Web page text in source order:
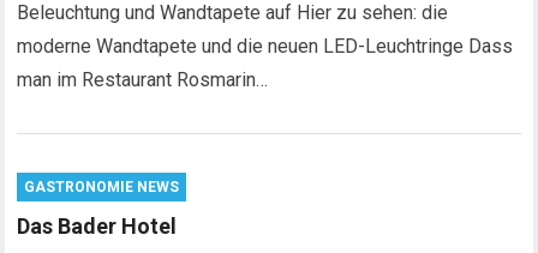
Beleuchtung und Wandtapete auf Hier zu sehen: die
moderne Wandtapete und die neuen LED-Leuchtringe Dass
man im Restaurant Rosmarin…
GASTRONOMIE NEWS
Das Bader Hotel